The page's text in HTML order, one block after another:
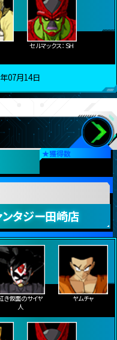
セルマックス：ＳＨ
07月14日
★獲得数
ンタジー田崎店
き仮面のサイヤ
人
ヤムチャ